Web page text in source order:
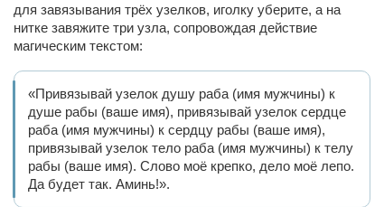
для завязывания трёх узелков, иголку уберите, а на
нитке завяжите три узла, сопровождая действие
магическим текстом:
«Привязывай узелок душу раба (имя мужчины) к
душе рабы (ваше имя), привязывай узелок сердце
раба (имя мужчины) к сердцу рабы (ваше имя),
привязывай узелок тело раба (имя мужчины) к телу
рабы (ваше имя). Слово моё крепко, дело моё лепо.
Да будет так. Аминь!».